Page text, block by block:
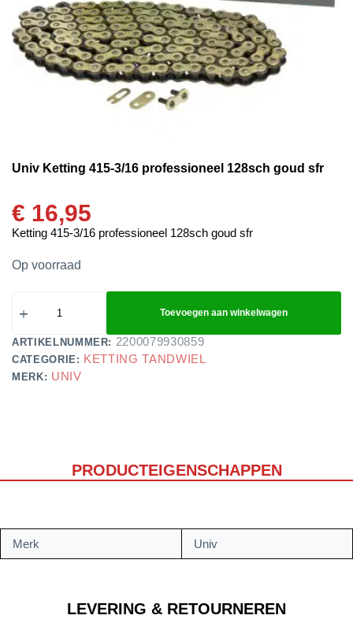
Univ Ketting 415-3/16 professioneel 128sch goud sfr
€ 16,95
Ketting 415-3/16 professioneel 128sch goud sfr
Op voorraad
Toevoegen aan winkelwagen
ARTIKELNUMMER: 2200079930859
CATEGORIE: KETTING TANDWIEL
MERK: UNIV
PRODUCTEIGENSCHAPPEN
LEVERING & RETOURNEREN
Merk Univ